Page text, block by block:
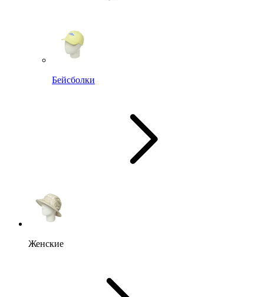
Бейсболки
Женские